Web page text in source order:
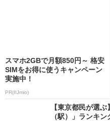
スマホ2GBで月額850円～ 格安
SIMをお得に使うキャンペーン
実施中！
PR(IIJmio)
【東京都民が選
（駅）」ランキ